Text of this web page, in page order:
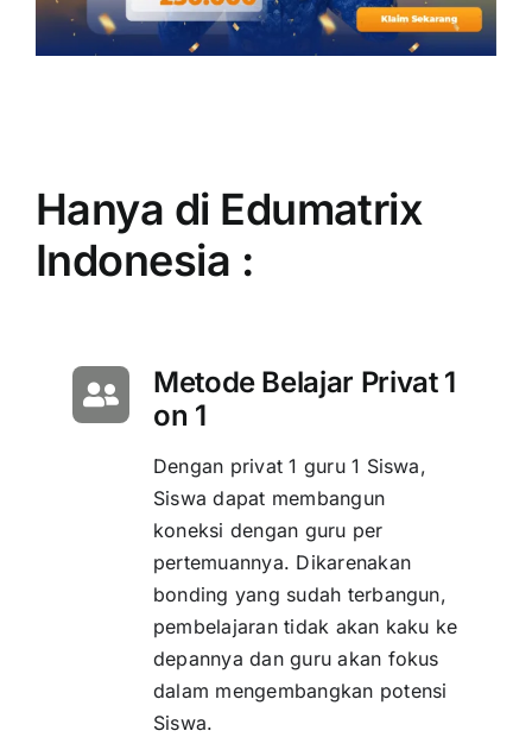
Hanya di Edumatrix
Indonesia :
Metode Belajar Privat 1
on 1
Dengan privat 1 guru 1 Siswa,
Siswa dapat membangun
koneksi dengan guru per
pertemuannya. Dikarenakan
bonding yang sudah terbangun,
pembelajaran tidak akan kaku ke
depannya dan guru akan fokus
dalam mengembangkan potensi
Siswa.